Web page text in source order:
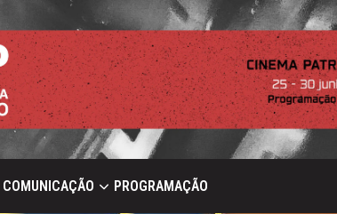
COMUNICAÇÃO PROGRAMAÇÃO